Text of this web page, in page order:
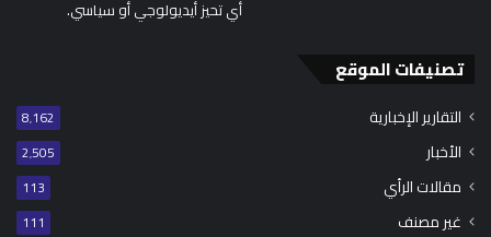
أي تحيز أيديولوجي أو سياسي.
تصنيفات الموقع
التقارير الإخبارية 8٬162
الأخبار 2٬505
مقالات الرأي 113
غير مصنف 111